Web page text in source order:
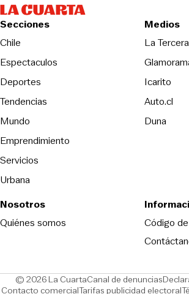
Secciones
Chile
Espectaculos
Deportes
Tendencias
Mundo
Emprendimiento
Servicios
Urbana
Medios
La Tercera
Icarito
Auto.cl
Duna
Nosotros
Quiénes somos
Código
© 2026 La CuartaCanal de denuncias
Contacto comercialOpens in new window
Tarifas publicidad electoral